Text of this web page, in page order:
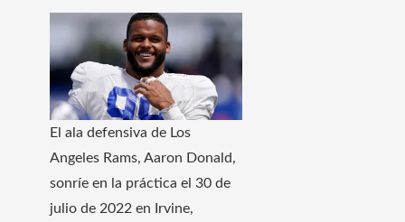
El ala defensiva de Los
Angeles Rams, Aaron Donald,
sonríe en la práctica el 30 de
julio de 2022 en Irvine,